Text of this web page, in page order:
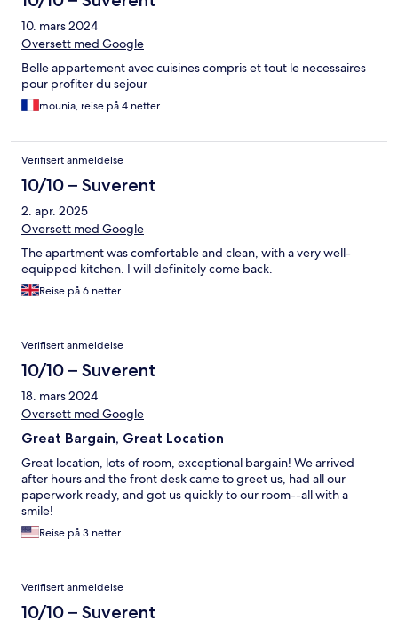
10. mars 2024
Oversett med Google
Belle appartement avec cuisines compris et tout le necessaires
pour profiter du sejour
mounia, reise på 4 netter
Verifisert anmeldelse
10/10 – Suverent
2. apr. 2025
Oversett med Google
The apartment was comfortable and clean, with a very well-
equipped kitchen. I will definitely come back.
Reise på 6 netter
Verifisert anmeldelse
10/10 – Suverent
18. mars 2024
Oversett med Google
Great Bargain, Great Location
Great location, lots of room, exceptional bargain! We arrived
after hours and the front desk came to greet us, had all our
paperwork ready, and got us quickly to our room--all with a
smile!
Reise på 3 netter
Verifisert anmeldelse
10/10 – Suverent